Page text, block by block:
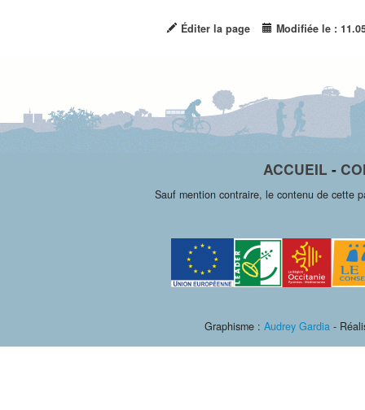
Éditer la page Modifiée le :
ACCUEIL -
Sauf mention contraire, le contenu de cette
Graphisme : Audrey Gardia -